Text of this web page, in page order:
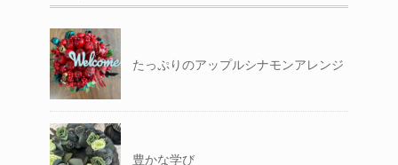
たっぷりのアップルシナモンアレンジ
豊かな学び